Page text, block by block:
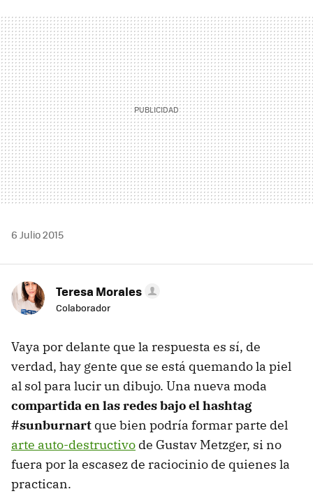
MAIL
6 Julio 2015
Teresa Morales
Colaborador
Vaya por delante que la respuesta es sí, de
verdad, hay gente que se está quemando la piel
al sol para lucir un dibujo. Una nueva moda
compartida en las redes bajo el hashtag
#sunburnart que bien podría formar parte del
arte auto-destructivo de Gustav Metzger, si no
fuera por la escasez de raciocinio de quienes la
practican.